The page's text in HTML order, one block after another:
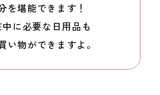
を堪能できます！
に必要な日用品も
い物ができますよ。